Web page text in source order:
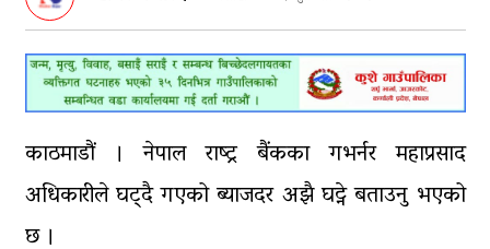
घरमाथि पहिरो खस्दा ३ वर्षीय बालकको
मृत्यु, दुई घाइते
घरमाथिबाट पहिरो खसेपछि १३ घरधुरी
स्थानान्तरण
काठमाडौं । नेपाल राष्ट्र बैंकका गभर्नर महाप्रसाद
अधिकारीले घट्दै गएको ब्याजदर अझै घट्ने बताउनु भएको
छ ।